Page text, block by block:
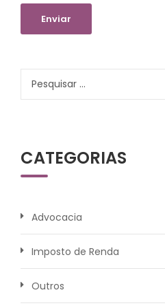
Pesquisar
CATEGORIAS
Advocacia
Imposto de Renda
Outros